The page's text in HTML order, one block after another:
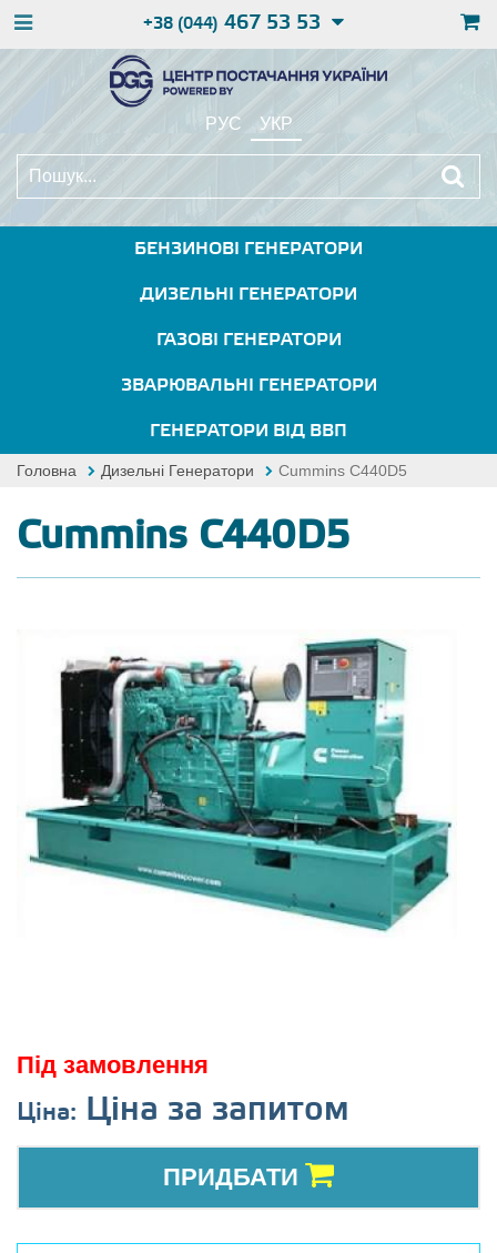
+38 (044) 467 53 53
РУС УКР
БЕНЗИНОВІ ГЕНЕРАТОРИ
ДИЗЕЛЬНІ ГЕНЕРАТОРИ
ГАЗОВІ ГЕНЕРАТОРИ
ЗВАРЮВАЛЬНІ ГЕНЕРАТОРИ
ГЕНЕРАТОРИ ВІД ВВП
Головна Дизельні Генератори Cummins C440D5
Cummins C440D5
Під замовлення
Ціна: Ціна за запитом
ПРИДБАТИ